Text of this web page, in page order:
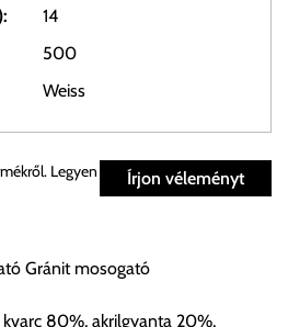
14
500
Weiss
a beérkezést követően
Cégcsoportunk Stúdiójában
Írjon véleményt
Legyen
Gránit mosogató
80%, akrilgyanta 20%,